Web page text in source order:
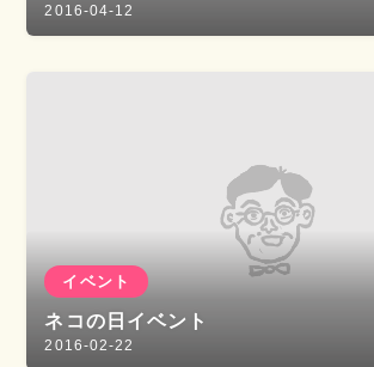
2016-04-12
イベント
ネコの日イベント
2016-02-22